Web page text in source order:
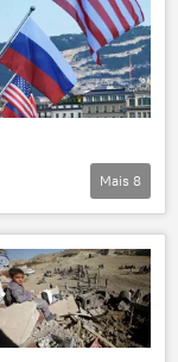
Mais 8